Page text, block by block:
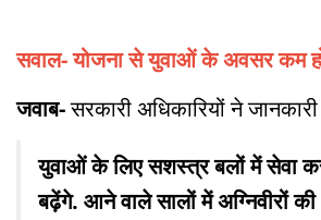
सवाल- योजना से युवाओं के अवसर कम
जवाब-सरकारी अधिकारियों ने
युवाओं के लिए सशस्त्र बलों में सेवा
बढ़ेंगे. आने वाले सालों में अग्निवीरों की